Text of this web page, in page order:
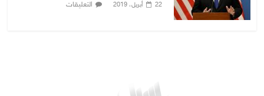
22 أبريل، 2019 التعليقات